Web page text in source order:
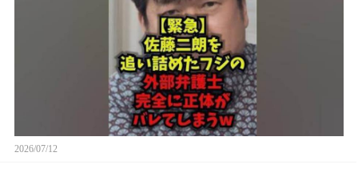
2026/07/12